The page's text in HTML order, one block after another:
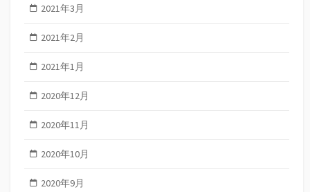
2021年3月
2021年2月
2021年1月
2020年12月
2020年11月
2020年10月
2020年9月